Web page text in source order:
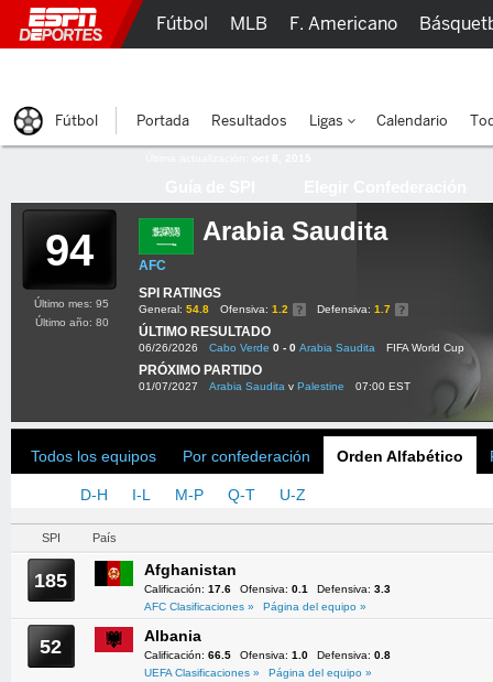
94 Arabia Saudita
AFC
SPI RATINGS
General: 54.8 Ofensiva: 1.2 Defensiva: 1.7
ÚLTIMO RESULTADO
06/26/2026 Cabo Verde 0 - 0 Arabia Saudita FIFA World Cup
PRÓXIMO PARTIDO
01/07/2027 Arabia Saudita v Palestine 07:00 EST
Último mes: 95
Último año: 80
Todos los equipos Por confederación Orden Alfabético
D-H I-L M-P Q-T U-Z
SPI País
185 Afghanistan
Calificación: 17.6 Ofensiva: 0.1 Defensiva: 3.3
AFC Clasificaciones »
Página del equipo »
52 Albania
Calificación: 66.5 Ofensiva: 1.0 Defensiva: 0.8
UEFA Clasificaciones »
Página del equipo »
Fútbol MLB F. Americano
Fútbol Portada Resultados Ligas Calendario